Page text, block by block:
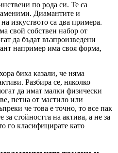
по рода си. Те са
Диамантите и
изкуството са два примера.
свой собствен набор от
да бъдат възпроизведени
например има своя форма,
биха казали, че няма
Разбира се, няколко
да имат малки физически
петна от мастило или
че това е точно, то все пак
за стойността на актива, а не за
го класифицирате като